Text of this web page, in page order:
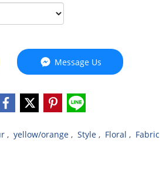
Message Us
, yellow/orange , Style , Floral , Fabric